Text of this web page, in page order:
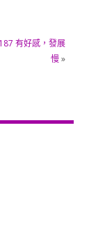
有好感，發展
慢»